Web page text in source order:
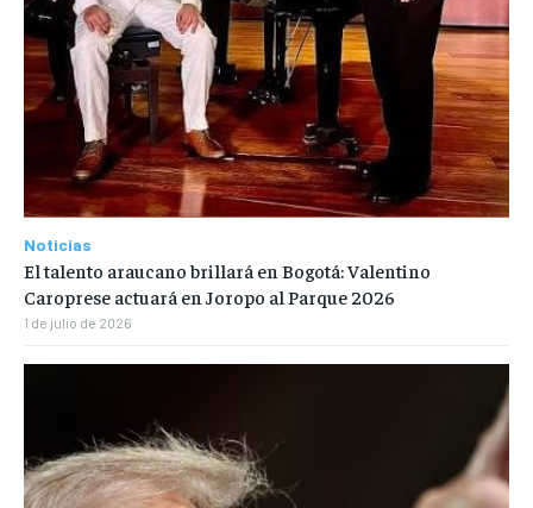
Noticias
El talento araucano brillará en Bogotá: Valentino
Caroprese actuará en Joropo al Parque 2026
1 de julio de 2026